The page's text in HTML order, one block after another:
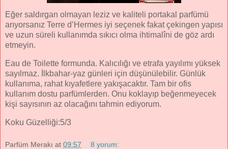
Eğer saldırgan olmayan leziz ve kaliteli portakal parfümü
arıyorsanız Terre d’Hermes iyi seçenek fakat çekingen yapısı
ve uzun süreli kullanımda sıkıcı olma ihtimalîni de göz ardı
etmeyin.
Eau de Toilette formunda. Kalıcılığı ve etrafa yayılımı yüksek
sayılmaz. İlkbahar-yaz günleri için düşünülebilir. Günlük
kullanıma, rahat kıyafetlere yakışacaktır. Tam bir ofis
kullanım dostu parfümlerden. Onu koklayıp beğenmeyecek
kişi sayısının az olacağını tahmin ediyorum.
Koku Güzelliği:5/3
Parfüm Merakı at 09:57 8 yorum: